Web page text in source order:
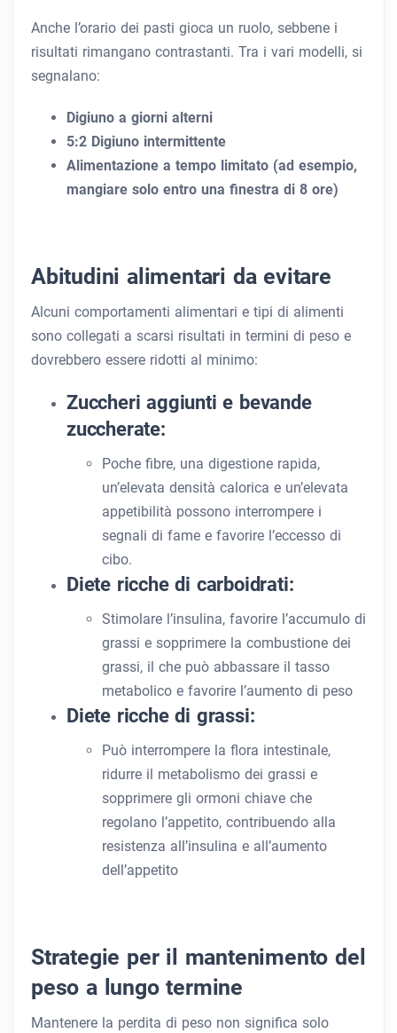
Anche l’orario dei pasti gioca un ruolo, sebbene i
risultati rimangano contrastanti. Tra i vari modelli, si
segnalano:
Digiuno a giorni alterni
5:2 Digiuno intermittente
Alimentazione a tempo limitato (ad esempio,
mangiare solo entro una finestra di 8 ore)
Abitudini alimentari da evitare
Alcuni comportamenti alimentari e tipi di alimenti
sono collegati a scarsi risultati in termini di peso e
dovrebbero essere ridotti al minimo:
Zuccheri aggiunti e bevande
zuccherate:
Poche fibre, una digestione rapida,
un’elevata densità calorica e un’elevata
appetibilità possono interrompere i
segnali di fame e favorire l’eccesso di
cibo.
Diete ricche di carboidrati:
Stimolare l’insulina, favorire l’accumulo di
grassi e sopprimere la combustione dei
grassi, il che può abbassare il tasso
metabolico e favorire l’aumento di peso
Diete ricche di grassi:
Può interrompere la flora intestinale,
ridurre il metabolismo dei grassi e
sopprimere gli ormoni chiave che
regolano l’appetito, contribuendo alla
resistenza all’insulina e all’aumento
dell’appetito
Strategie per il mantenimento del
peso a lungo termine
Mantenere la perdita di peso non significa solo